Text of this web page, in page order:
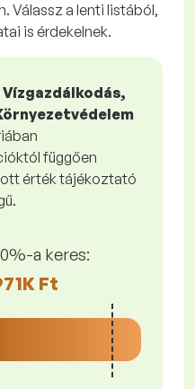
Válassz a lenti listából,
is érdekelnek.
Vízgazdálkodás,
függően
érték tájékoztató
a keres:
Ft